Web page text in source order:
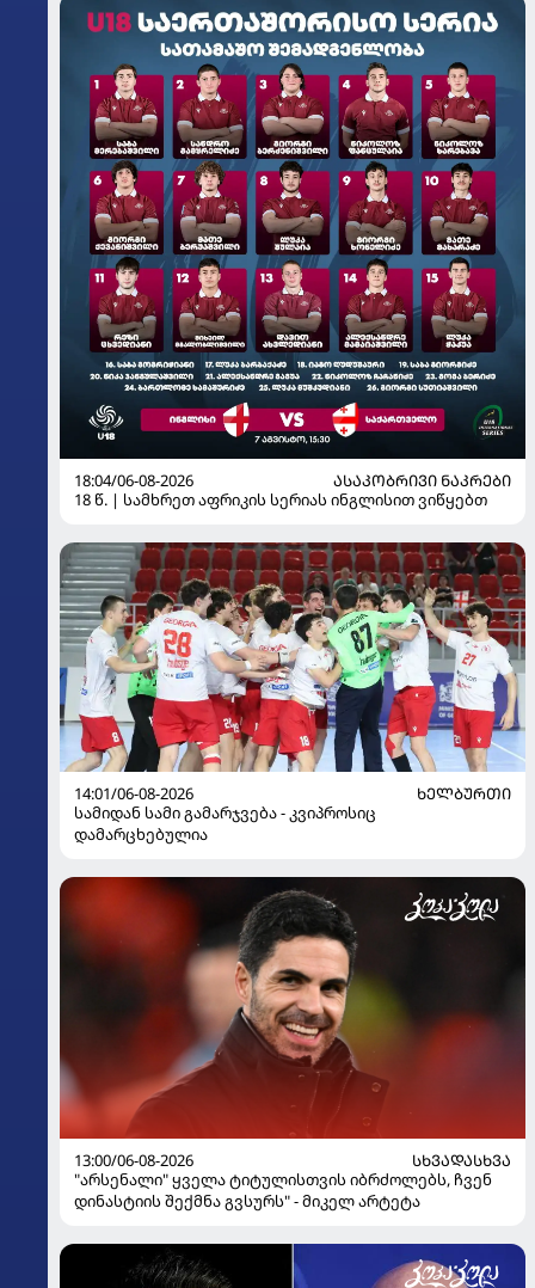
18:04/06-08-2026
ᲐᲡᲐᲙᲝᲑᲠᲘᲕᲘ ᲜᲐᲙᲠᲔᲑᲘ
18 წ. | სამხრეთ აფრიკის სერიას ინგლისით ვიწყებთ
14:01/06-08-2026
ᲮᲔᲚᲑᲣᲠᲗᲘ
სამიდან სამი გამარჯვება - კვიპროსიც
დამარცხებულია
13:00/06-08-2026
ᲡᲮᲕᲐᲓᲐᲡᲮᲕᲐ
"არსენალი" ყველა ტიტულისთვის იბრძოლებს, ჩვენ
დინასტიის შექმნა გვსურს" - მიკელ არტეტა